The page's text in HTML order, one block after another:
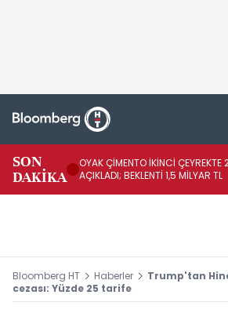
SON
DAKİKA
OYAK ÇİMENTO İKİNCİ ÇEYREKTE
AÇIKLADI; BEKLENTİ 1,5 MİLYAR TL
Bloomberg HT Haberler
Trump'tan
cezası: Yüzde 25 tarife